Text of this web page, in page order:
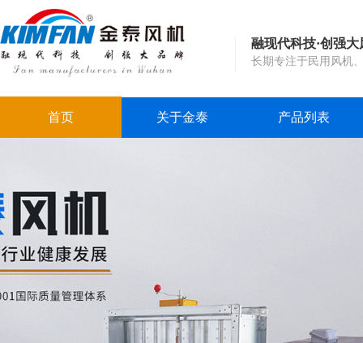
融现代科技·创强
长期专注于民用风机
首页 关于金泰 产品列表